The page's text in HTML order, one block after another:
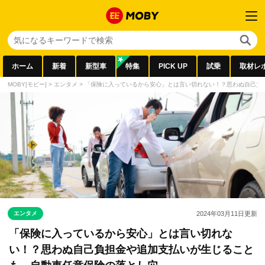
ホーム 新着 新型車 特集 PICK UP 試乗 取材レ
MOBY[モビー] > エンタメ > 「保険に入っているから安心」とは言い切れない！？思わぬ自己
エンタメ 2024年03月11日更新
「保険に入っているから安心」とは言い切れな
い！？思わぬ自己負担金や追加支払いが生じること